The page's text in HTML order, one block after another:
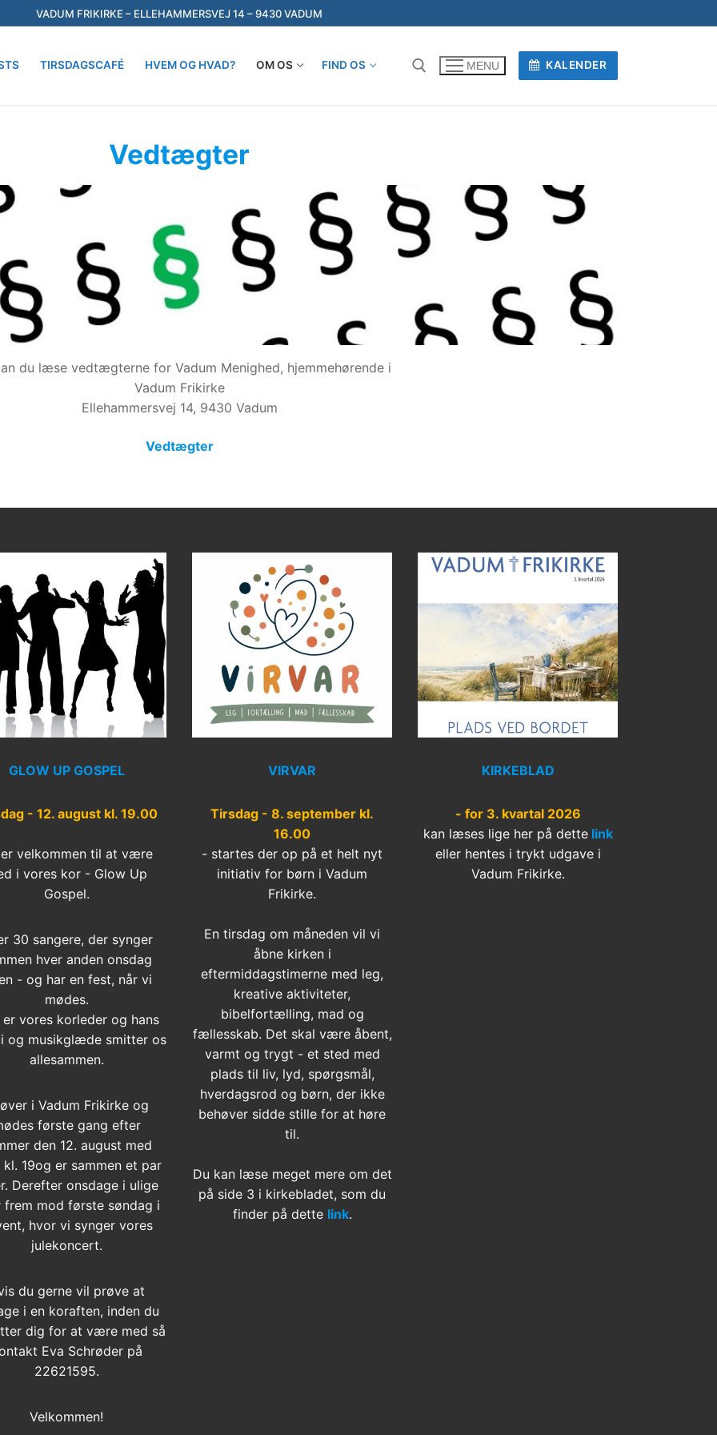
VADUM FRIKIRKE – ELLEHAMMERSVEJ 14 – 9430 VADUM
TIRSDAGSCAFÉ HVEM OG HVAD? OM OS FIND OS MENU KALENDER
Vedtægter
du læse vedtægterne for Vadum Menighed, hjemmehørende i
Vadum Frikirke
Ellehammersvej 14, 9430 Vadum
Vedtægter
GLOW UP GOSPEL
- 12. august kl. 19.00
velkommen til at være
i vores kor - Glow Up
Gospel.
30 sangere, der synger
hver anden onsdag
- og har en fest, når vi
mødes.
er vores korleder og hans
og musikglæde smitter os
allesammen.
i Vadum Frikirke og
første gang efter
den 12. august med
19og er sammen et par
Derefter onsdage i ulige
frem mod første søndag i
hvor vi synger vores
julekoncert.
du gerne vil prøve at
i en koraften, inden du
dig for at være med så
Eva Schrøder på
22621595.
Velkommen!
VIRVAR
Tirsdag - 8. september kl.
16.00
- startes der op på et helt nyt
initiativ for børn i Vadum
Frikirke.
En tirsdag om måneden vil vi
åbne kirken i
eftermiddagstimerne med leg,
kreative aktiviteter,
bibelfortælling, mad og
fællesskab. Det skal være åbent,
varmt og trygt - et sted med
plads til liv, lyd, spørgsmål,
hverdagsrod og børn, der ikke
behøver sidde stille for at høre
til.
Du kan læse meget mere om det
på side 3 i kirkebladet, som du
finder på dette link.
KIRKEBLAD
- for 3. kvartal 2026
kan læses lige her på dette link
eller hentes i trykt udgave i
Vadum Frikirke.